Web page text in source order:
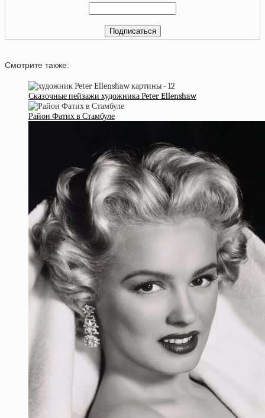
Смотрите также:
Сказочные пейзажи художника Peter Ellenshaw
Район Фатих в Стамбуле